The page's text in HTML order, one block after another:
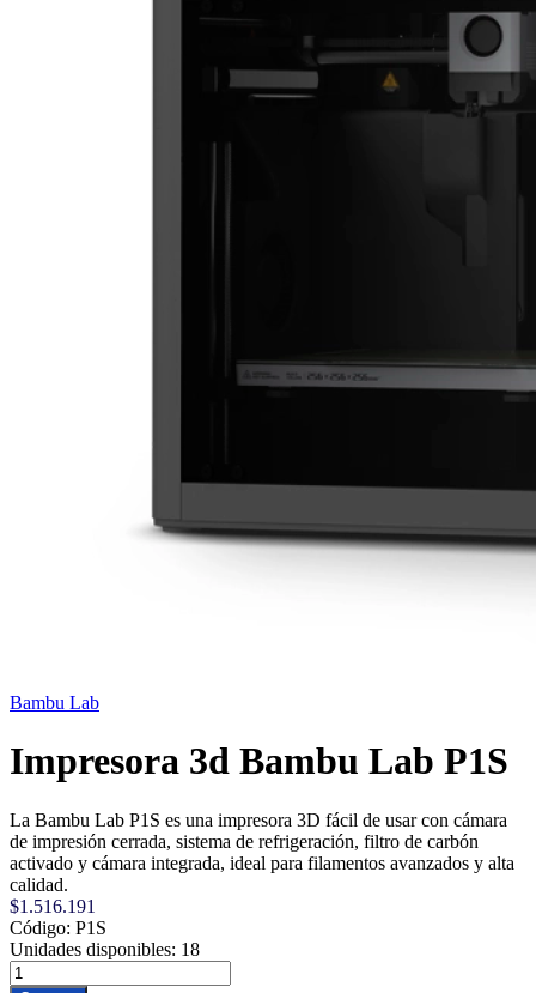
Bambu Lab
Impresora 3d Bambu Lab P1S
La Bambu Lab P1S es una impresora 3D fácil de usar con cámara
de impresión cerrada, sistema de refrigeración, filtro de carbón
activado y cámara integrada, ideal para filamentos avanzados y alta
calidad.
$1.516.191
Código: P1S
Unidades disponibles: 18